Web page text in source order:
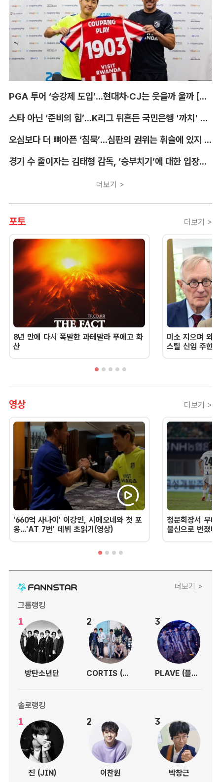
PGA 투어 ‘승강제 도입’...현대차·CJ는 웃을까 울까 [박호윤의 IN&OUT]
스타 아닌 ‘준비의 힘’...K리그 뒤흔든 국민은행 '까치' 사단 [이영규의 비욘더매치]
오심보다 더 뼈아픈 ‘침묵’...심판의 권위는 휘슬에 있지 않다 [박순규의 창]
경기 수 줄이자는 김태형 감독, ‘승부치기’에 대한 입장부터 밝혀야 [김대호의 야구생각]
더보기 >
포토 더보기 >
8년 만에 다시 폭발한 과테말라 푸에고 화
산
미소 지으며 외
스틸 신임 주한
영상 더보기 >
'660억 사나이' 이강인, 시메오네와 첫 포
옹...'AT 7번' 데뷔 초읽기(영상)
청문회장서 무너
불신으로 번졌
더보기 >
그룹랭킹
1
방탄소년단
2
CORTIS (코르티스)
3
PLAVE (플레이브)
솔로랭킹
1
진 (JIN)
2
이찬원
3
박창근